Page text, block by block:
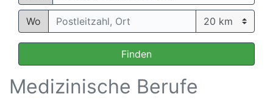
Wo
Finden
Medizinische Berufe